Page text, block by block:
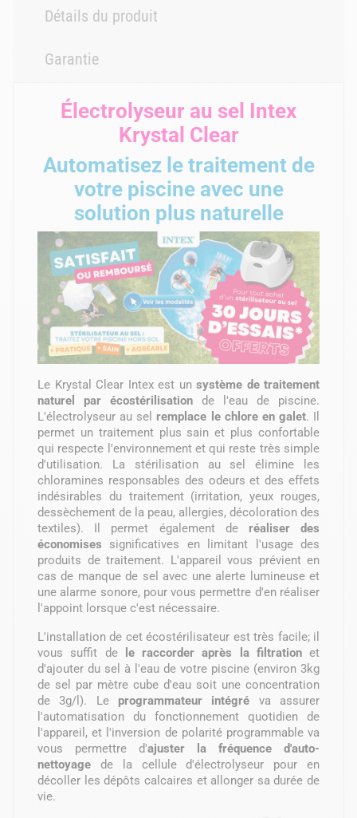
Détails du produit
Garantie
Électrolyseur au sel Intex
Krystal Clear
Automatisez le traitement de
votre piscine avec une
solution plus naturelle
Le Krystal Clear Intex est un système de traitement
naturel par écostérilisation de l'eau de piscine.
L'électrolyseur au sel remplace le chlore en galet. Il
permet un traitement plus sain et plus confortable
qui respecte l'environnement et qui reste très simple
d'utilisation. La stérilisation au sel élimine les
chloramines responsables des odeurs et des effets
indésirables du traitement (irritation, yeux rouges,
dessèchement de la peau, allergies, décoloration des
textiles). Il permet également de réaliser des
économises significatives en limitant l'usage des
produits de traitement. L'appareil vous prévient en
cas de manque de sel avec une alerte lumineuse et
une alarme sonore, pour vous permettre d'en réaliser
l'appoint lorsque c'est nécessaire.
L'installation de cet écostérilisateur est très facile; il
vous suffit de
le raccorder après la filtrationet
d'ajouter du sel à l'eau de votre piscine (environ 3kg
de sel par mètre cube d'eau soit une concentration
de 3g/l). Le programmateur intégré va assurer
l'automatisation du fonctionnement quotidien de
l'appareil, et l'inversion de polarité programmable va
vous permettre d'ajuster la fréquence d'auto-
nettoyage de la cellule d'électrolyseur pour en
décoller les dépôts calcaires et allonger sa durée de
vie.